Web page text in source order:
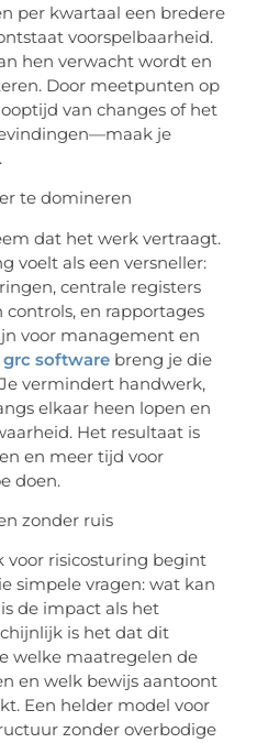
per kwartaal een bredere
voorspelbaarheid.
hen verwacht wordt en
Door meetpunten op
van changes of het
je
te domineren
dat het werk vertraagt.
voelt als een versneller:
centrale registers
controls, en rapportages
voor management en
grc software breng je die
vermindert handwerk,
elkaar heen lopen en
Het resultaat is
en meer tijd voor
doen.
zonder ruis
voor risicosturing begint
simpele vragen: wat kan
de impact als het
is het dat dit
welke maatregelen de
en welk bewijs aantoont
Een helder model voor
zonder overbodige